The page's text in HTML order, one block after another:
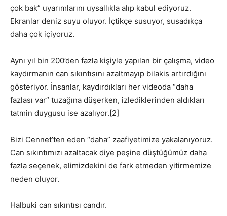
çok bak” uyarımlarını uysallıkla alıp kabul ediyoruz.
Ekranlar deniz suyu oluyor. İçtikçe susuyor, susadıkça
daha çok içiyoruz.
Aynı yıl bin 200’den fazla kişiyle yapılan bir çalışma, video
kaydırmanın can sıkıntısını azaltmayıp bilakis artırdığını
gösteriyor. İnsanlar, kaydırdıkları her videoda “daha
fazlası var” tuzağına düşerken, izlediklerinden aldıkları
tatmin duygusu ise azalıyor.[2]
Bizi Cennet’ten eden “daha” zaafiyetimize yakalanıyoruz.
Can sıkıntımızı azaltacak diye peşine düştüğümüz daha
fazla seçenek, elimizdekini de fark etmeden yitirmemize
neden oluyor.
Halbuki can sıkıntısı candır.